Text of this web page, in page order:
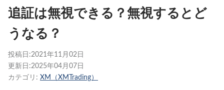
追証は無視できる？無視するとど
うなる？
投稿日:2021年11月02日
更新日:2025年04月07日
カテゴリ: XM（XMTrading）